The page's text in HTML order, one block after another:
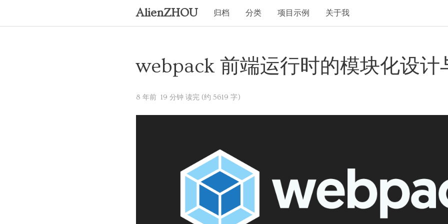
AlienZHOU 归档 分类 项目示例 关于我
webpack 前端运行时的模块化设计
8 年前 19 分钟 读完 (约 5619 字)